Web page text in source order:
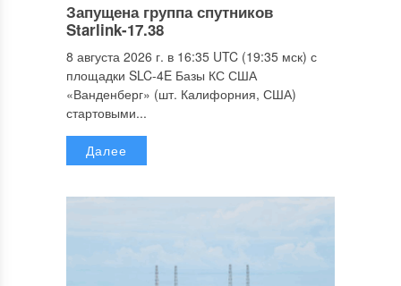
Запущена группа спутников
Starlink-17.38
8 августа 2026 г. в 16:35 UTC (19:35 мск) с
площадки SLC-4E Базы КС США
«Ванденберг» (шт. Калифорния, США)
стартовыми...
Далее